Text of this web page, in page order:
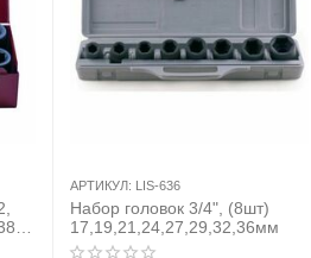
АРТИКУЛ: LIS-636
Набор головок 3/4", (8шт)
17,19,21,24,27,29,32,36мм